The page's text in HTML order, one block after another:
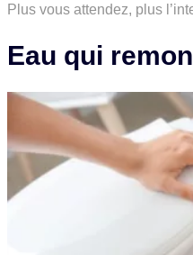
Plus vous attendez, plus
Eau qui